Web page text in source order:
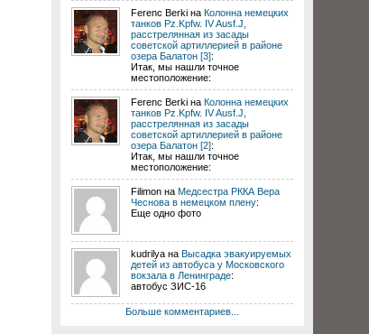
Ferenc Berki на Колонна немецких
танков Pz.Kpfw. IV Ausf.J,
расстрелянная из засады
советской артиллерией в районе
озера Балатон [3]:
Итак, мы нашли точное
местоположение:
Ferenc Berki на Колонна немецких
танков Pz.Kpfw. IV Ausf.J,
расстрелянная из засады
советской артиллерией в районе
озера Балатон [2]:
Итак, мы нашли точное
местоположение:
Filimon на Медсестра РККА Вера
Чеснова в немецком плену:
Еще одно фото
kudrilya на Высадка эвакуируемых
детей из автобуса у Московского
вокзала в Ленинграде:
автобус ЗИС-16
Больше комментариев...